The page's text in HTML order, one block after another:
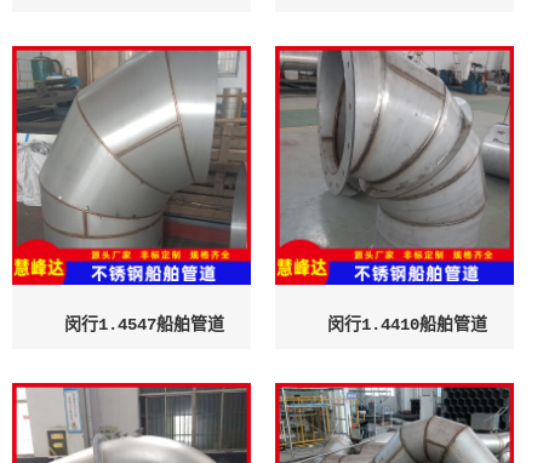
闵行1.4547船舶管道 闵行1.4410船舶管道